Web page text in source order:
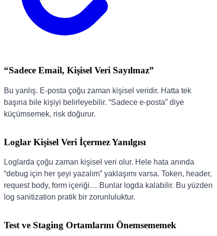
“Sadece Email, Kişisel Veri Sayılmaz”
Bu yanlış. E-posta çoğu zaman kişisel veridir. Hatta tek
başına bile kişiyi belirleyebilir. “Sadece e-posta” diye
küçümsemek, risk doğurur.
Loglar Kişisel Veri İçermez Yanılgısı
Loglarda çoğu zaman kişisel veri olur. Hele hata anında
“debug için her şeyi yazalım” yaklaşımı varsa. Token, header,
request body, form içeriği… Bunlar logda kalabilir. Bu yüzden
log sanitization pratik bir zorunluluktur.
Test ve Staging Ortamlarını Önemsememek